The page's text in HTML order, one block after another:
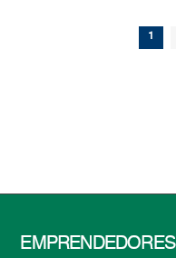
1
EMPRENDEDORES